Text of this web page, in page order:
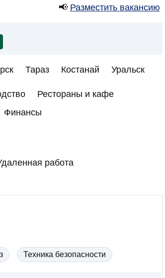
📢 Разместить вакансию
Тараз Костанай Уральск
Рестораны и кафе
Финансы
работа
Техника безопасности